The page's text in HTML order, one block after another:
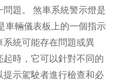
題。 煞車系統警示燈是
車輛儀表板上的一個指示
統可能存在問題或異
時，它可以針對不同的
示駕駛者進行檢查和必